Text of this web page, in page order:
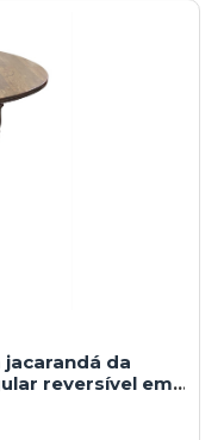
jacarandá da
reversível em